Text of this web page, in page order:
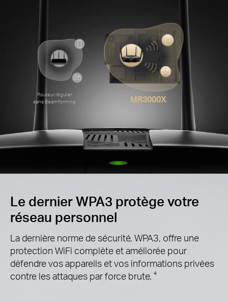
Routeur régulier
sans Beamforming
MR3000X
Le dernier WPA3 protège votre
réseau personnel
La dernière norme de sécurité, WPA3, offre une
protection WiFi complète et améliorée pour
défendre vos appareils et vos informations privées
contre les attaques par force brute. 4